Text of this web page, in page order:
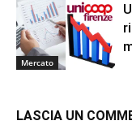
Mercato
LASCIA UN